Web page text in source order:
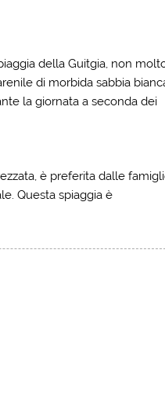
della Guitgia, non
di morbida sabbia
la giornata a seconda dei
è preferita dalle
Questa spiaggia è